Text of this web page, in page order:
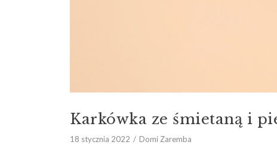
Karkówka ze śmietaną i
18 stycznia 2022 Domi Zaremba